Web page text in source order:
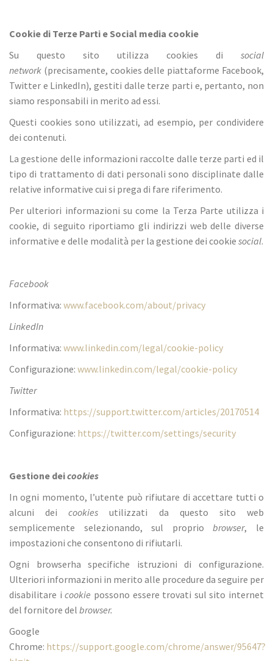
Cookie di Terze Parti e Social media cookie
Su questo sito utilizza cookies di social
network (precisamente, cookies delle piattaforme Facebook,
Twitter e LinkedIn), gestiti dalle terze parti e, pertanto, non
siamo responsabili in merito ad essi.
Questi cookies sono utilizzati, ad esempio, per condividere
dei contenuti.
La gestione delle informazioni raccolte dalle terze parti ed il
tipo di trattamento di dati personali sono disciplinate dalle
relative informative cui si prega di fare riferimento.
Per ulteriori informazioni su come la Terza Parte utilizza i
cookie, di seguito riportiamo gli indirizzi web delle diverse
informative e delle modalità per la gestione dei cookie social.
Facebook
Informativa: www.facebook.com/about/privacy
LinkedIn
Informativa: www.linkedin.com/legal/cookie-policy
Configurazione: www.linkedin.com/legal/cookie-policy
Twitter
Informativa: https://support.twitter.com/articles/20170514
Configurazione: https://twitter.com/settings/security
Gestione deicookies
In ogni momento, l’utente può rifiutare di accettare tutti o
alcuni deicookiesutilizzati da questo sito web
semplicemente selezionando, sul propriobrowser, le
impostazioni che consentono di rifiutarli.
Ogni browserha specifiche istruzioni di configurazione.
Ulteriori informazioni in merito alle procedure da seguire per
disabilitare icookie possono essere trovati sul sito internet
del fornitore del browser.
Google
Chrome: https://support.google.com/chrome/answer/95647?